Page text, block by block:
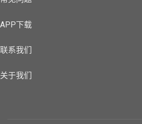
APP下载
联系我们
关于我们